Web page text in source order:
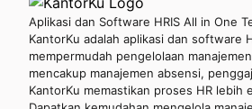
Aplikasi dan Software HRIS All in One
KantorKu adalah aplikasi dan software
mempermudah pengelolaan
mencakup manajemen absensi,
KantorKu memastikan proses HR lebih